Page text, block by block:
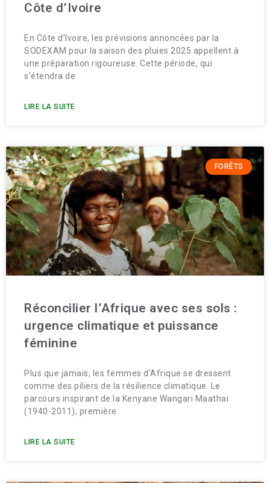
Côte d’Ivoire
En Côte d’Ivoire, les prévisions annoncées par la
SODEXAM pour la saison des pluies 2025 appellent à
une préparation rigoureuse. Cette période, qui
s’étendra de
LIRE LA SUITE
FORÊTS
Réconcilier l’Afrique avec ses sols :
urgence climatique et puissance
féminine
Plus que jamais, les femmes d’Afrique se dressent
comme des piliers de la résilience climatique. Le
parcours inspirant de la Kenyane Wangari Maathai
(1940-2011), première
LIRE LA SUITE